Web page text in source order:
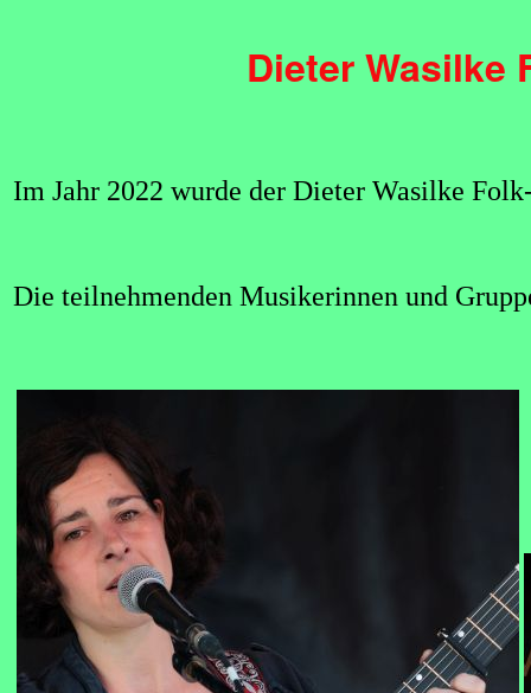
Dieter Wasilke
Im Jahr 2022 wurde der Dieter Wasilke
Die teilnehmenden Musikerinnen und